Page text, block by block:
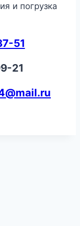
и погрузка
51
21